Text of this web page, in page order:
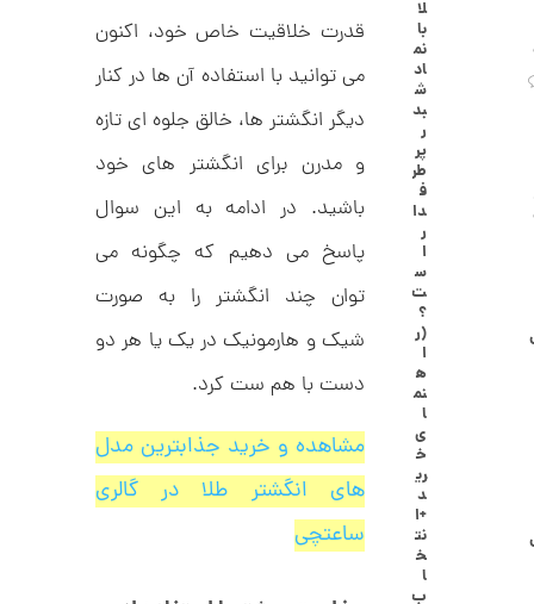
قدرت خلاقیت خاص خود، اکنون
می توانید با استفاده آن ها در کنار
دیگر انگشتر ها، خالق جلوه ای تازه
و مدرن برای انگشتر های خود
باشید. در ادامه به این سوال
پاسخ می دهیم که چگونه می
توان چند انگشتر را به صورت
شیک و هارمونیک در یک یا هر دو
دست با هم ست کرد.
مشاهده و خرید جذابترین مدل
های انگشتر طلا در گالری
ساعتچی
لا
با
نم
اد
ش
بد
ر
پر
طر
ف
دا
ر
ا
س
ت
؟
(ر
ا
ه
نم
ا
ی
خ
ری
د
+ا
نت
خ
ا
ب
9
0
ا
ن
ش
ت
ر
ط
ز
ک
ا
ل
ک
ش
ی
ن
ی
م
ا
ل
ر
2
6
2
9
4
,
0
0
0
ت
و
م